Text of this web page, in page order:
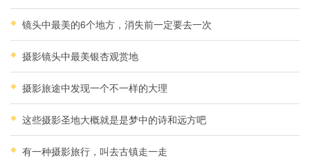
镜头中最美的6个地方，消失前一定要去一次
摄影镜头中最美银杏观赏地
摄影旅途中发现一个不一样的大理
这些摄影圣地大概就是是梦中的诗和远方吧
有一种摄影旅行，叫去古镇走一走